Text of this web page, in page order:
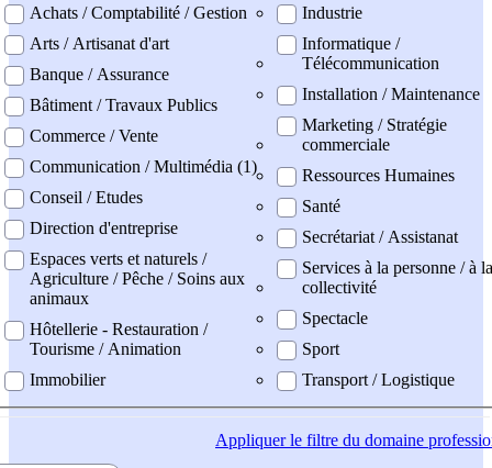
professionel
Achats / Comptabilité / Gestion
Arts / Artisanat d'art
Banque / Assurance
Bâtiment / Travaux Publics
Commerce / Vente
Communication / Multimédia (1)
Conseil / Etudes
Direction d'entreprise
Espaces verts et naturels /
Agriculture / Pêche / Soins aux
animaux
Hôtellerie - Restauration /
Tourisme / Animation
Immobilier
Industrie
Informatique /
Télécommunication
Installation / Maintenance
Marketing / Stratégie
commerciale
Ressources Humaines
Santé
Secrétariat / Assistanat
Services à la personne / à la
collectivité
Spectacle
Sport
Transport / Logistique
Appliquerle filtre du domaine